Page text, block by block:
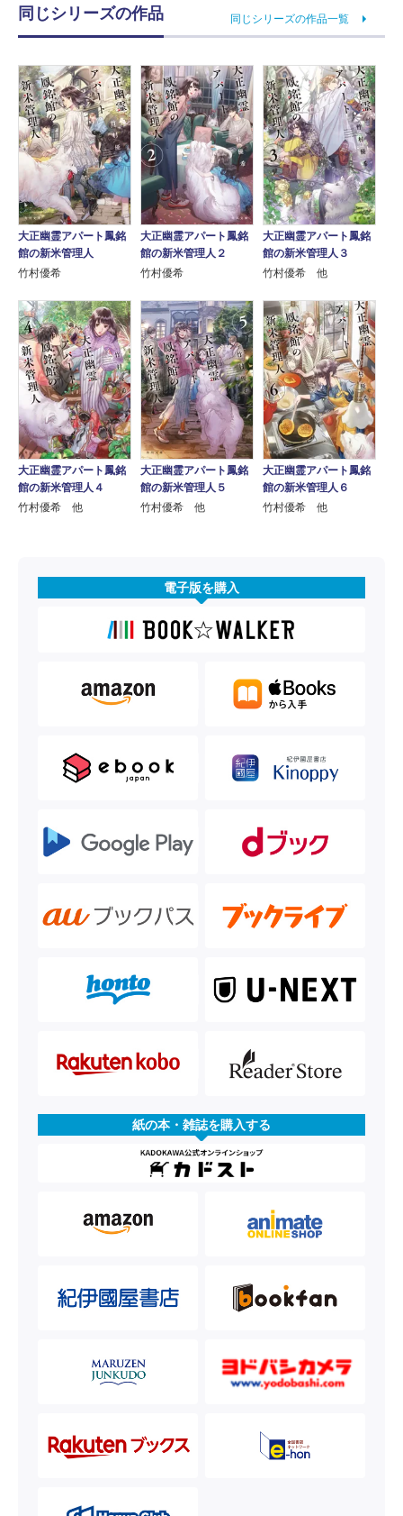
同じシリーズの作品 同じシリーズの作品一覧
大正幽霊アパート鳳銘
館の新米管理人
竹村優希
大正幽霊アパート鳳銘
館の新米管理人２
竹村優希
大正幽霊アパート鳳銘
館の新米管理人３
竹村優希 他
大正幽霊アパート鳳銘
館の新米管理人４
竹村優希 他
大正幽霊アパート鳳銘
館の新米管理人５
竹村優希 他
大正幽霊アパート鳳銘
館の新米管理人６
竹村優希 他
電子版を購入
紙の本・雑誌を購入する